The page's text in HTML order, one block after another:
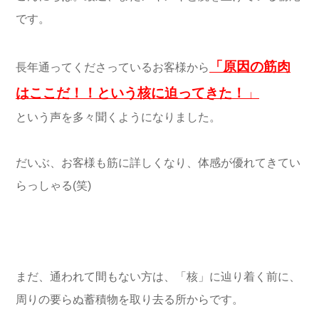
です。
長年通ってくださっているお客様から
「原因の筋肉
はここだ！！という核に迫ってきた！
」
という声を多々聞くようになりました。
だいぶ、お客様も筋に詳しくなり、体感が優れてきてい
らっしゃる(笑)
まだ、通われて間もない方は、「核」に辿り着く前に、
周りの要らぬ蓄積物を取り去る所からです。